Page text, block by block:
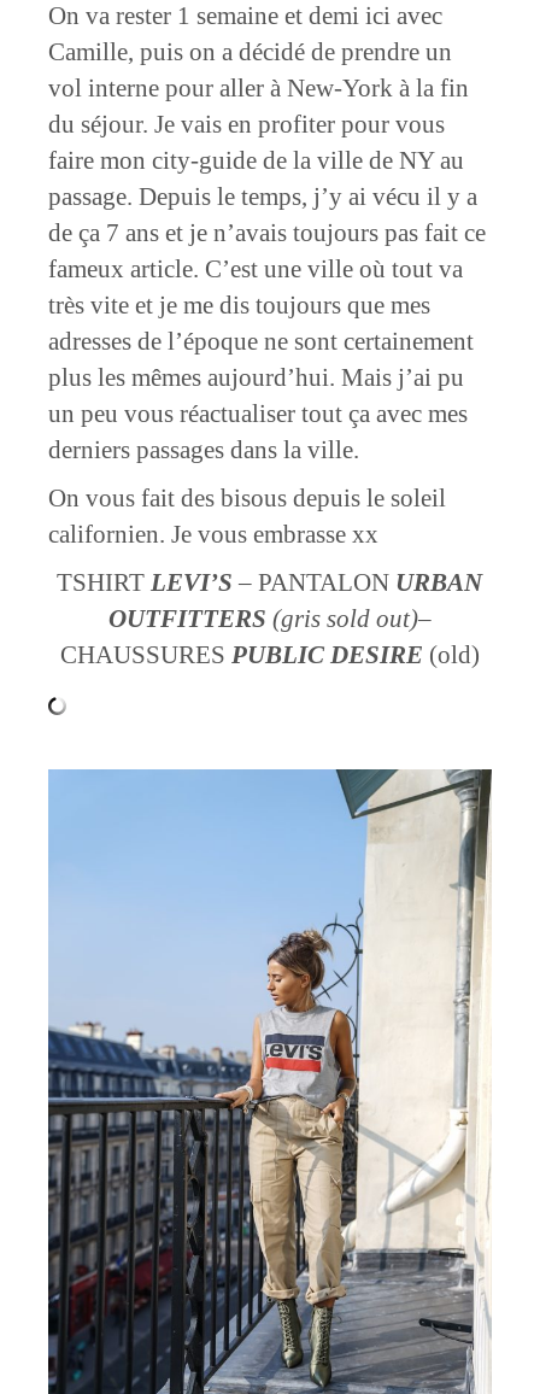
On va rester 1 semaine et demi ici avec
Camille, puis on a décidé de prendre un
vol interne pour aller à New-York à la fin
du séjour. Je vais en profiter pour vous
faire mon city-guide de la ville de NY au
passage. Depuis le temps, j’y ai vécu il y a
de ça 7 ans et je n’avais toujours pas fait ce
fameux article. C’est une ville où tout va
très vite et je me dis toujours que mes
adresses de l’époque ne sont certainement
plus les mêmes aujourd’hui. Mais j’ai pu
un peu vous réactualiser tout ça avec mes
derniers passages dans la ville.
On vous fait des bisous depuis le soleil
californien. Je vous embrasse xx
TSHIRTLEVI’S – PANTALON URBAN
OUTFITTERS (gris sold out)–
CHAUSSURES PUBLIC DESIRE (old)